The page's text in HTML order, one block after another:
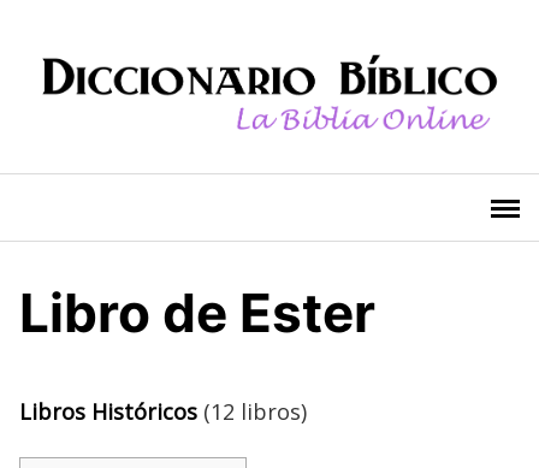
contenido
Libro de Ester
Libros Históricos (12 libros)